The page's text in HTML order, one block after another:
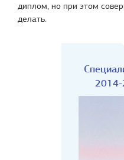
диплом, но при этом
делать.
2014-